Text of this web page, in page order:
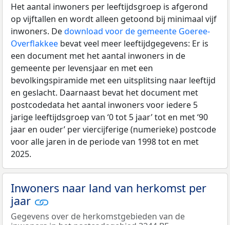
Het aantal inwoners per leeftijdsgroep is afgerond
op vijftallen en wordt alleen getoond bij minimaal vijf
inwoners. Dedownload voor de gemeente Goeree-
Overflakkee bevat veel meer leeftijdgegevens: Er is
een document met het aantal inwoners in de
gemeente per levensjaar en met een
bevolkingspiramide met een uitsplitsing naar leeftijd
en geslacht. Daarnaast bevat het document met
postcodedata het aantal inwoners voor iedere 5
jarige leeftijdsgroep van ‘0 tot 5 jaar’ tot en met ‘90
jaar en ouder’ per viercijferige (numerieke) postcode
voor alle jaren in de periode van 1998 tot en met
2025.
Inwoners naar land van herkomst per
jaar
Gegevens over de herkomstgebieden van de